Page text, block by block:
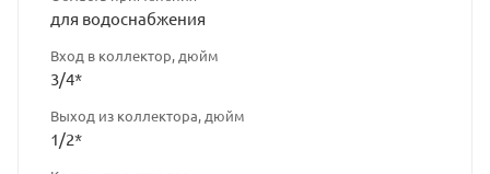
для водоснабжения
Вход в коллектор, дюйм
3/4*
Выход из коллектора, дюйм
1/2*